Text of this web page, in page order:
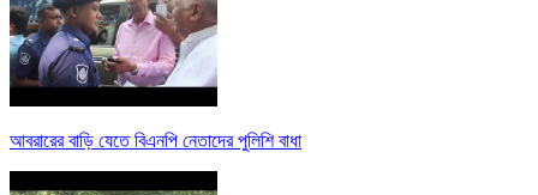
আবরারের বাড়ি যেতে বিএনপি নেতাদের পুলিশি বাধা